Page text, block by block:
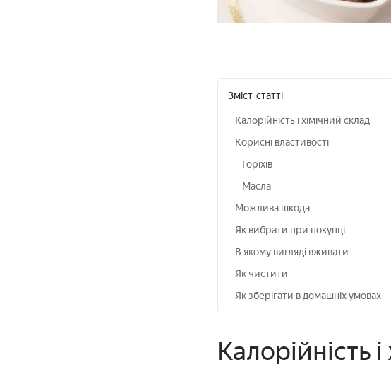
Зміст статті
Калорійність і хімічний склад
Корисні властивості
Горіхів
Масла
Можлива шкода
Як вибрати при покупці
В якому вигляді вживати
Як чистити
Як зберігати в домашніх умовах
Калорійність